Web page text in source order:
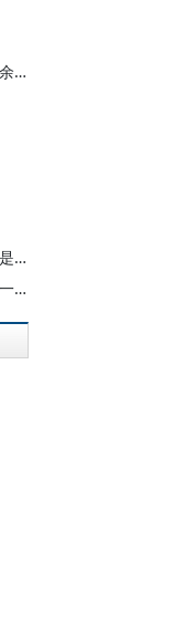
唐小兵：二零二一，春风远矣——敬悼余英时先生
专访席云舒：研究胡适，不懂西方哲学是个严重的缺陷
尤小立：《论天人之际》与〈说儒〉：一个现代学术史的考察